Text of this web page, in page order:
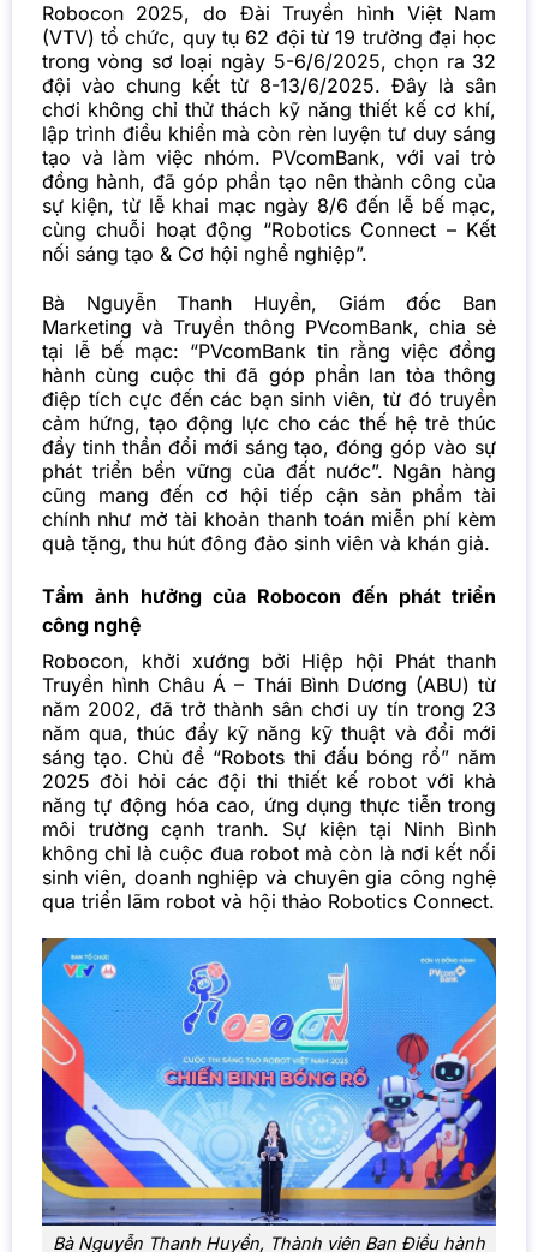
Robocon 2025, do Đài Truyền hình Việt Nam
(VTV) tổ chức, quy tụ 62 đội từ 19 trường đại học
trong vòng sơ loại ngày 5-6/6/2025, chọn ra 32
đội vào chung kết từ 8-13/6/2025. Đây là sân
chơi không chỉ thử thách kỹ năng thiết kế cơ khí,
lập trình điều khiển mà còn rèn luyện tư duy sáng
tạo và làm việc nhóm. PVcomBank, với vai trò
đồng hành, đã góp phần tạo nên thành công của
sự kiện, từ lễ khai mạc ngày 8/6 đến lễ bế mạc,
cùng chuỗi hoạt động “Robotics Connect – Kết
nối sáng tạo & Cơ hội nghề nghiệp”.
Bà Nguyễn Thanh Huyền, Giám đốc Ban
Marketing và Truyền thông PVcomBank, chia sẻ
tại lễ bế mạc: “PVcomBank tin rằng việc đồng
hành cùng cuộc thi đã góp phần lan tỏa thông
điệp tích cực đến các bạn sinh viên, từ đó truyền
cảm hứng, tạo động lực cho các thế hệ trẻ thúc
đẩy tinh thần đổi mới sáng tạo, đóng góp vào sự
phát triển bền vững của đất nước”. Ngân hàng
cũng mang đến cơ hội tiếp cận sản phẩm tài
chính như mở tài khoản thanh toán miễn phí kèm
quà tặng, thu hút đông đảo sinh viên và khán giả.
Tầm ảnh hưởng của Robocon đến phát triển
công nghệ
Robocon, khởi xướng bởi Hiệp hội Phát thanh
Truyền hình Châu Á – Thái Bình Dương (ABU) từ
năm 2002, đã trở thành sân chơi uy tín trong 23
năm qua, thúc đẩy kỹ năng kỹ thuật và đổi mới
sáng tạo. Chủ đề “Robots thi đấu bóng rổ” năm
2025 đòi hỏi các đội thi thiết kế robot với khả
năng tự động hóa cao, ứng dụng thực tiễn trong
môi trường cạnh tranh. Sự kiện tại Ninh Bình
không chỉ là cuộc đua robot mà còn là nơi kết nối
sinh viên, doanh nghiệp và chuyên gia công nghệ
qua triển lãm robot và hội thảo Robotics Connect.
Bà Nguyễn Thanh Huyền, Thành viên Ban Điều hành